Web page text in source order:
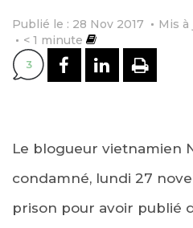
Publié le : 28 Nov 2017
Mis à
< 1 minute
3 PARTAGER
Le blogueur vietnamien
condamné, lundi 27
prison pour avoir publié